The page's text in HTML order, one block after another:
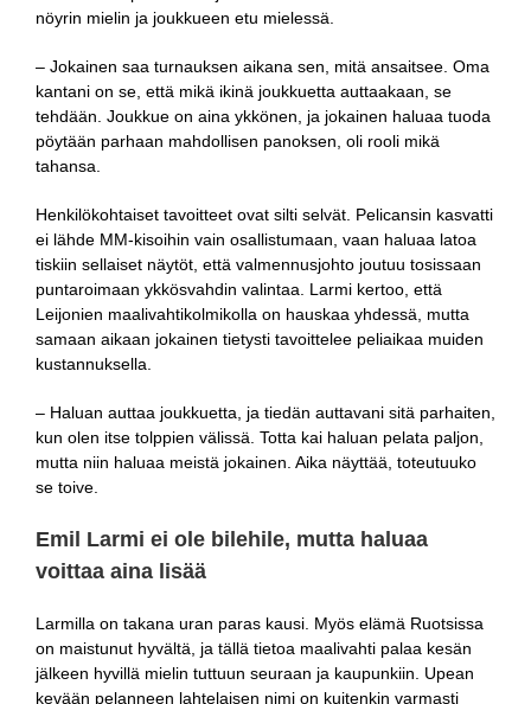
nöyrin mielin ja joukkueen etu mielessä.
– Jokainen saa turnauksen aikana sen, mitä ansaitsee. Oma
kantani on se, että mikä ikinä joukkuetta auttaakaan, se
tehdään. Joukkue on aina ykkönen, ja jokainen haluaa tuoda
pöytään parhaan mahdollisen panoksen, oli rooli mikä
tahansa.
Henkilökohtaiset tavoitteet ovat silti selvät. Pelicansin kasvatti
ei lähde MM-kisoihin vain osallistumaan, vaan haluaa latoa
tiskiin sellaiset näytöt, että valmennusjohto joutuu tosissaan
puntaroimaan ykkösvahdin valintaa. Larmi kertoo, että
Leijonien maalivahtikolmikolla on hauskaa yhdessä, mutta
samaan aikaan jokainen tietysti tavoittelee peliaikaa muiden
kustannuksella.
– Haluan auttaa joukkuetta, ja tiedän auttavani sitä parhaiten,
kun olen itse tolppien välissä. Totta kai haluan pelata paljon,
mutta niin haluaa meistä jokainen. Aika näyttää, toteutuuko
se toive.
Emil Larmi ei ole bilehile, mutta haluaa
voittaa aina lisää
Larmilla on takana uran paras kausi. Myös elämä Ruotsissa
on maistunut hyvältä, ja tällä tietoa maalivahti palaa kesän
jälkeen hyvillä mielin tuttuun seuraan ja kaupunkiin. Upean
kevään pelanneen lahtelaisen nimi on kuitenkin varmasti